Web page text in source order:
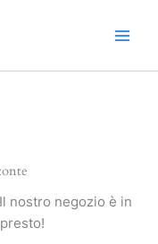
nostro negozio è in